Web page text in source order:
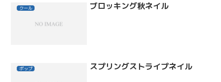
クール ブロッキング秋ネイル
ポップ スプリングストライプネイル